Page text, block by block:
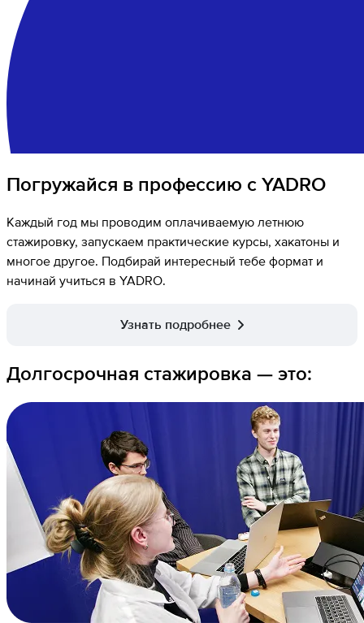
Погружайся в профессию с YADRO
Каждый год мы проводим оплачиваемую летнюю
стажировку, запускаем практические курсы, хакатоны и
многое другое. Подбирай интересный тебе формат и
начинай учиться в YADRO.
Узнать подробнее
Долгосрочная стажировка — это: